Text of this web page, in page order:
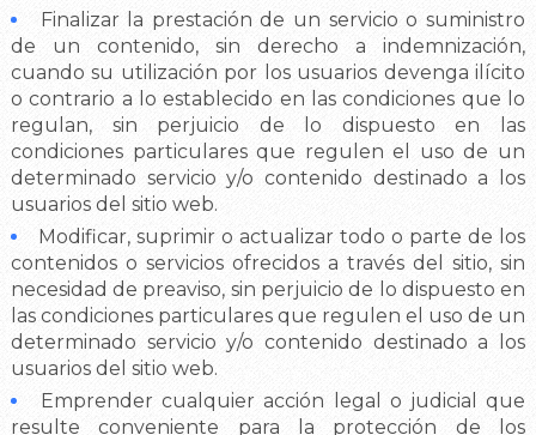
Finalizar la prestación de un servicio o suministro
de un contenido, sin derecho a indemnización,
cuando su utilización por los usuarios devenga ilícito
o contrario a lo establecido en las condiciones que lo
regulan, sin perjuicio de lo dispuesto en las
condiciones particulares que regulen el uso de un
determinado servicio y/o contenido destinado a los
usuarios del sitio web.
Modificar, suprimir o actualizar todo o parte de los
contenidos o servicios ofrecidos a través del sitio, sin
necesidad de preaviso, sin perjuicio de lo dispuesto en
las condiciones particulares que regulen el uso de un
determinado servicio y/o contenido destinado a los
usuarios del sitio web.
Emprender cualquier acción legal o judicial que
resulte conveniente para la protección de los